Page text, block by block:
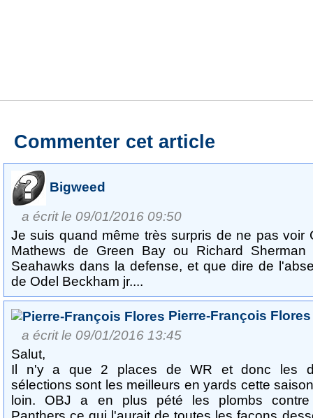
Commenter cet article
Bigweed
a écrit le 09/01/2016 09:50
Je suis quand même très surpris de ne pas voir
Mathews de Green Bay ou Richard Sherman
Seahawks dans la defense, et que dire de
de Odel Beckham jr....
Pierre-François Flores
a écrit le 09/01/2016 13:45
Salut,
Il n'y a que 2 places de WR et donc les
sélections sont les meilleurs en yards cette
loin. OBJ a en plus pété les plombs